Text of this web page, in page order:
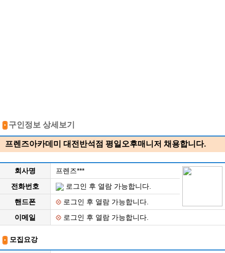
구인정보 상세보기
프렌즈아카데미 대전반석점 평일오후매니저 채용합니다.
회사명
프렌즈***
전화번호
로그인 후 열람 가능합니다.
핸드폰
로그인 후 열람 가능합니다.
이메일
로그인 후 열람 가능합니다.
모집요강